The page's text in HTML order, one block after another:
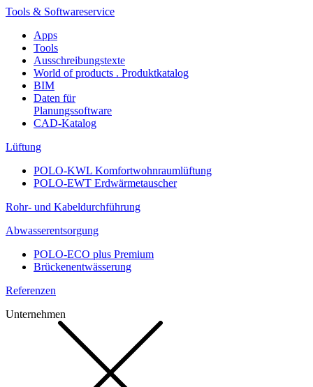
Tools & Softwareservice
Apps
Tools
Ausschreibungstexte
World of products . Produktkatalog
BIM
Daten für
Planungssoftware
CAD-Katalog
Lüftung
POLO-KWL Komfortwohnraumlüftung
POLO-EWT Erdwärmetauscher
Rohr- und Kabeldurchführung
Abwasserentsorgung
POLO-ECO plus Premium
Brückenentwässerung
Referenzen
Unternehmen